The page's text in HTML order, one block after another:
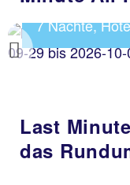
Previous
7 Nächte,
Last
das